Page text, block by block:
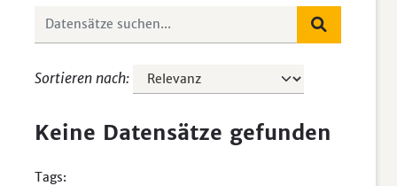
Sortieren nach
Keine Datensätze gefunden
Tags: